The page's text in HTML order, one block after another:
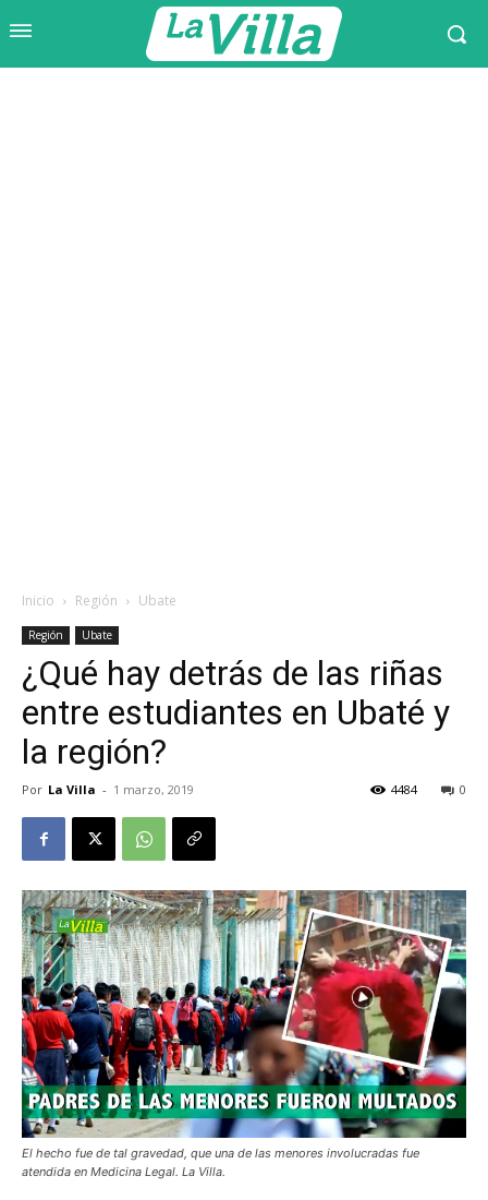
Inicio Región Ubate
Región Ubate
¿Qué hay detrás de las riñas
entre estudiantes en Ubaté y
la región?
Por La Villa - 1 marzo, 2019 0
4484
El hecho fue de tal gravedad, que una de las menores involucradas fue
atendida en Medicina Legal. La Villa.